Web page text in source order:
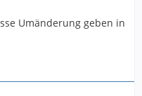
Umänderung geben in